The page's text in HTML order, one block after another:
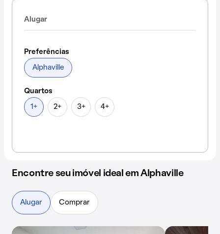
Alugar
Preferências
Alphaville
Quartos
1+ 2+ 3+ 4+
Encontre seu imóvel ideal em Alphaville
Alugar Comprar